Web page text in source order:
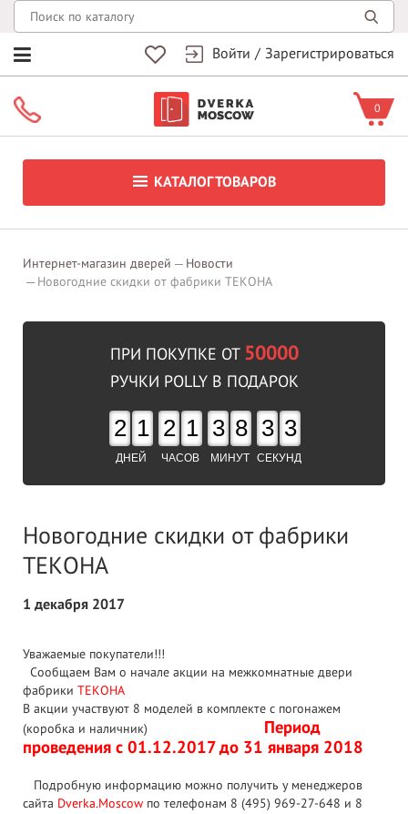
Войти / Зарегистрироваться
0
КАТАЛОГ ТОВАРОВ
Интернет-магазин дверей
Новости
Новогодние скидки от фабрики ТЕКОНА
ПРИ ПОКУПКЕ ОТ 50000
РУЧКИ POLLY В ПОДАРОК
2 1
ДНЕЙ
2 1
ЧАСОВ
3 8
МИНУТ
3 2
СЕКУНД
Новогодние скидки от фабрики
ТЕКОНА
1 декабря 2017
Уважаемые покупатели!!!
Сообщаем Вам о начале акции на межкомнатные двери
фабрики ТЕКОНА
В акции участвуют 8 моделей в комплекте с погонажем
(коробка и наличник) Период
проведения с 01.12.2017 до 31 января 2018
Подробную информацию можно получить у менеджеров
сайта Dverka.Moscow по телефонам 8 (495) 969-27-648 и 8